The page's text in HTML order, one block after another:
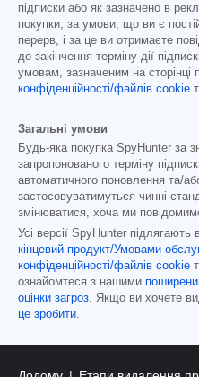
підписки або як зазначено в
покупки, за умови, що ви є
перерв, і за це ви отримаєте
до закінчення терміну дії
умовам, зазначеним на сторінці
конфіденційності/файлів cookie
------
Загальні умови
Будь-яка покупка SpyHunter за
запропонованого терміну
автоматичного поновлення та/
застосовуватимуться чинні
змінюватися, хоча ми
Усі версії SpyHunter підлягають
кінцевий продукт/Умовами
конфіденційності/файлів cookie
ознайомтеся з нашими
оцінки загроз. Якщо ви хочете
це зробити.